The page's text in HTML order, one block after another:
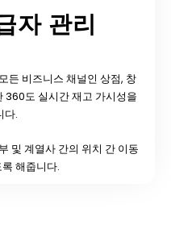
자 관리
든 비즈니스 채널인 상점, 창
360도 실시간 재고 가시성을
다.
및 계열사 간의 위치 간 이동
해줍니다.